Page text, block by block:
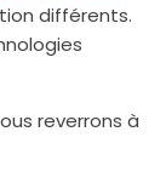
différents.
reverrons à